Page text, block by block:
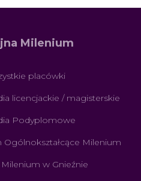
Milenium
placówki
licencjackie / magisterskie
Podyplomowe
Milenium
w Gnieźnie